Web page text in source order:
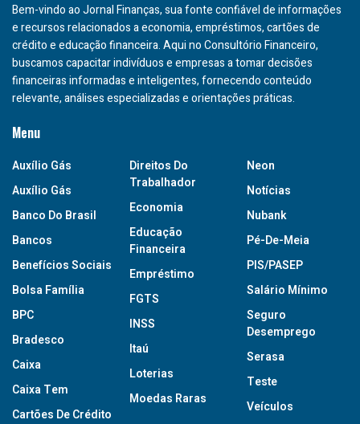
Bem-vindo ao Jornal Finanças, sua fonte confiável de informações
e recursos relacionados a economia, empréstimos, cartões de
crédito e educação financeira. Aqui no Consultório Financeiro,
buscamos capacitar indivíduos e empresas a tomar decisões
financeiras informadas e inteligentes, fornecendo conteúdo
relevante, análises especializadas e orientações práticas.
Menu
Auxílio Gás
Auxílio Gás
Banco Do Brasil
Bancos
Benefícios Sociais
Bolsa Família
BPC
Bradesco
Caixa
Caixa Tem
Cartões De Crédito
Direitos Do
Trabalhador
Economia
Educação
Financeira
Empréstimo
FGTS
INSS
Itaú
Loterias
Moedas Raras
Neon
Notícias
Nubank
Pé-De-Meia
PIS/PASEP
Salário Mínimo
Seguro
Desemprego
Serasa
Teste
Veículos